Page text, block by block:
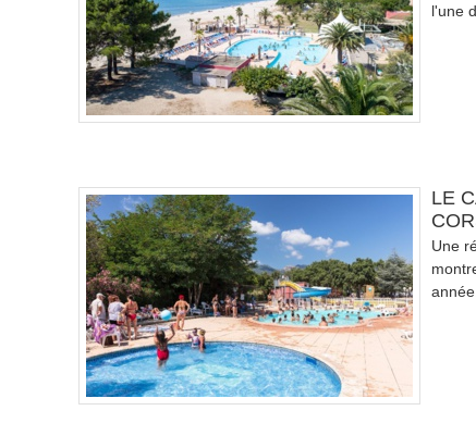
l'une
LE
Une